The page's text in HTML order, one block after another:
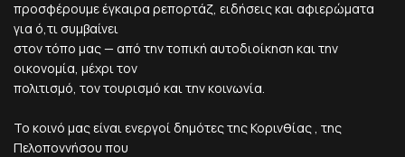
προσφέρουμε έγκαιρα ρεπορτάζ, ειδήσεις και αφιερώματα
για ό,τι συμβαίνει
στον τόπο μας — από την τοπική αυτοδιοίκηση και την
οικονομία, μέχρι τον
πολιτισμό, τον τουρισμό και την κοινωνία.
Το κοινό μας είναι ενεργοί δημότες της Κορινθίας , της
Πελοποννήσου που